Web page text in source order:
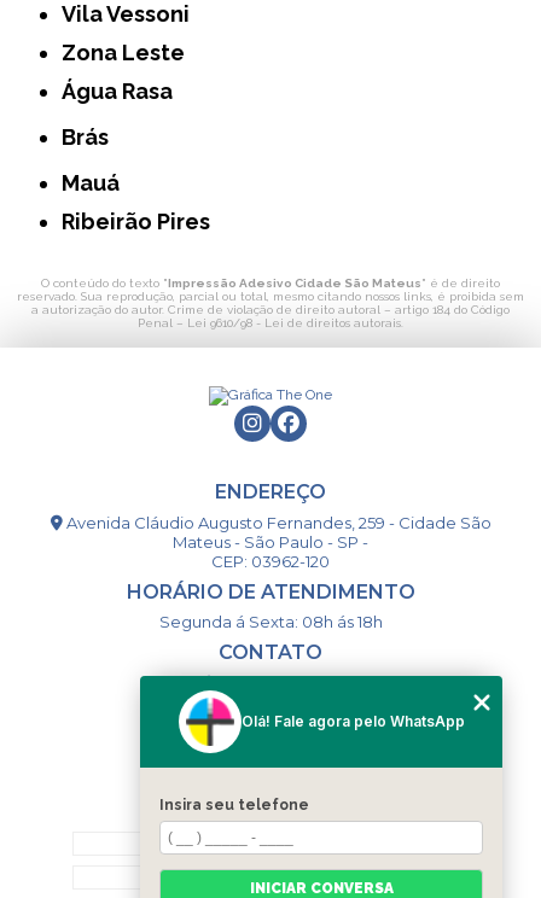
Vila Vessoni
Zona Leste
Água Rasa
Brás
Mauá
Ribeirão Pires
O conteúdo do texto "Impressão Adesivo Cidade São Mateus" é de direito
reservado. Sua reprodução, parcial ou total, mesmo citando nossos links, é proibida sem
a autorização do autor. Crime de violação de direito autoral – artigo 184 do Código
Penal – Lei 9610/98 - Lei de direitos autorais
ENDEREÇO
Avenida Cláudio Augusto Fernandes, 259 - Cidade São
Mateus - São Paulo - SP -
CEP: 03962-120
HORÁRIO DE ATENDIMENTO
Segunda á Sexta: 08h ás 18h
CONTATO
(11) 98993-9556
togsm1@gmail.com
MENU
HOME
Olá! Fale agora pelo WhatsApp
Insira seu telefone
INICIAR CONVERSA